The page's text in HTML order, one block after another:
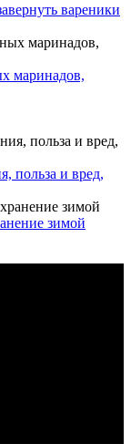
вареники
маринадов,
польза и вред,
зимой